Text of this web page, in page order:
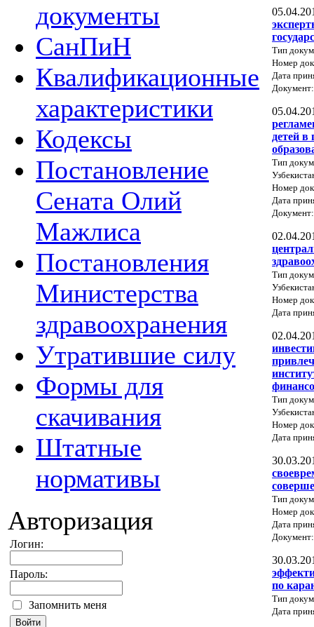
документы
СанПиН
Квалификационные
характеристики
Кодексы
Постановление
Сената Олий
Мажлиса
Постановления
Министерства
здравоохранения
Утратившие силу
Формы для
скачивания
Штатные
нормативы
Авторизация
Логин:
Пароль:
Запомнить меня
Тип
Номер
Дата
детей в
Тип
Номер
Дата
Тип
Номер
Дата
Тип
Номер
Дата
Тип
Номер
Дата
по
Тип
Дата